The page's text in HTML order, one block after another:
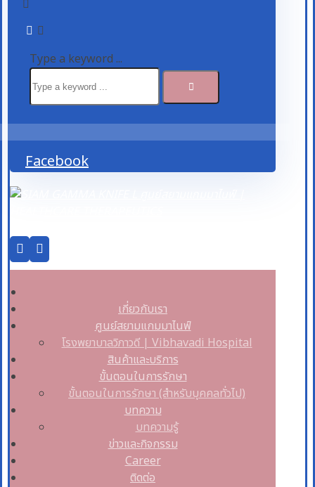
Type a keyword ...
Facebook
เกี่ยวกับเรา
ศูนย์สยามแกมมาไนฟ์
โรงพยาบาลวิภาวดี | Vibhavadi Hospital
สินค้าและบริการ
ขั้นตอนในการรักษา
ขั้นตอนในการรักษา (สำหรับบุคคลทั่วไป)
บทความ
บทความรู้
ข่าวและกิจกรรม
Career
ติดต่อ